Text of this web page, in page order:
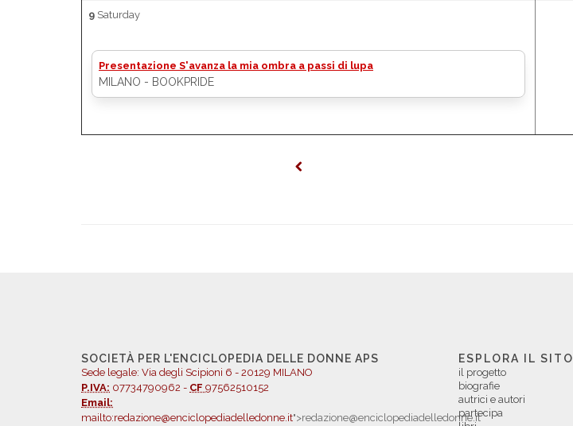
9 Saturday
Presentazione S'avanza la mia ombra a passi di lupa
MILANO - BOOKPRIDE
SOCIETÀ PER L'ENCICLOPEDIA DELLE DONNE APS
Sede legale: Via degli Scipioni 6 - 20129 MILANO
P.IVA: 07734790962 - CF 97562510152
Email:
mailto:redazione@enciclopediadelledonne.it">redazione@enciclopediadelledonne.it
ESPLORA IL SITO
il progetto
biografie
autrici e autori
partecipa